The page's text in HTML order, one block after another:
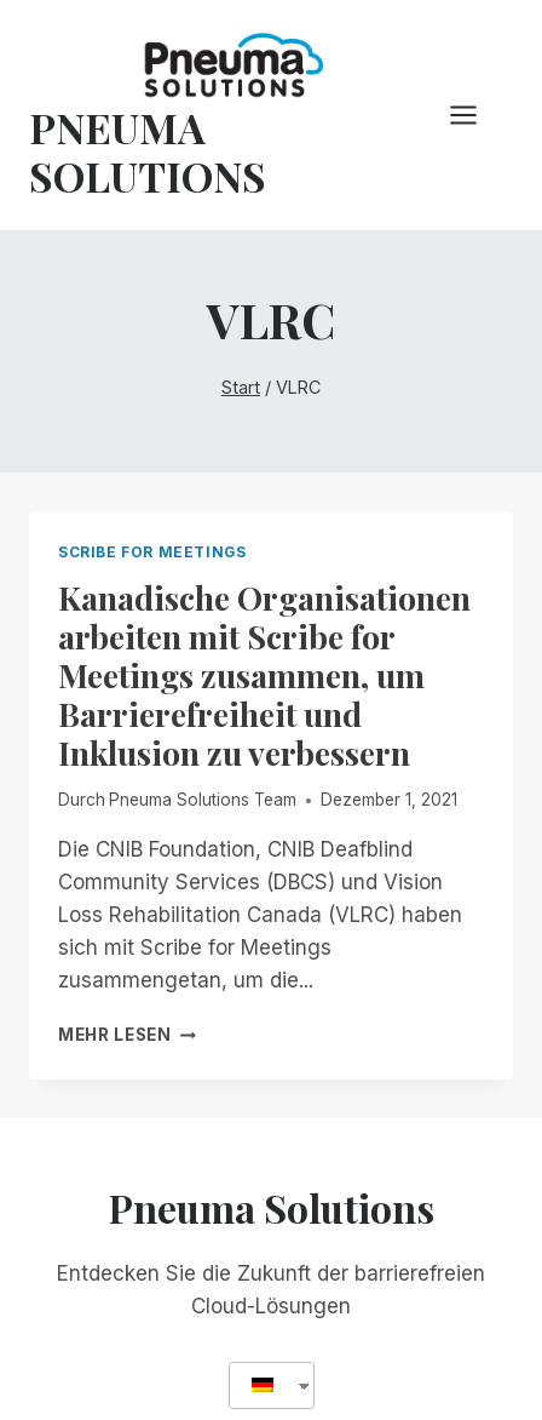
PNEUMA
SOLUTIONS
VLRC
Start / VLRC
SCRIBE FOR MEETINGS
Kanadische Organisationen
arbeiten mit Scribe for
Meetings zusammen, um
Barrierefreiheit und
Inklusion zu verbessern
Durch Pneuma Solutions Team Dezember 1, 2021
Die CNIB Foundation, CNIB Deafblind
Community Services (DBCS) und Vision
Loss Rehabilitation Canada (VLRC) haben
sich mit Scribe for Meetings
zusammengetan, um die...
MEHR LESEN
KANADISCHE
ZUSAMMEN,
UND
INKLUSION
VERBESSERN
Pneuma Solutions
Entdecken Sie die Zukunft der barrierefreien
Cloud-Lösungen